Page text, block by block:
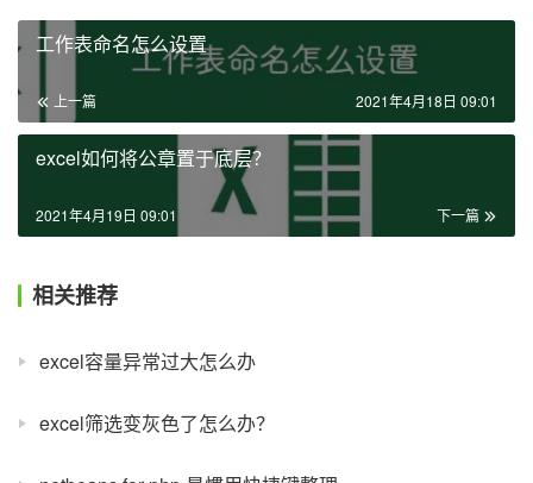
工作表命名怎么设置
上一篇 2021年4月18日 09:01
excel如何将公章置于底层？
下一篇
2021年4月19日 09:01
相关推荐
excel容量异常过大怎么办
excel筛选变灰色了怎么办？